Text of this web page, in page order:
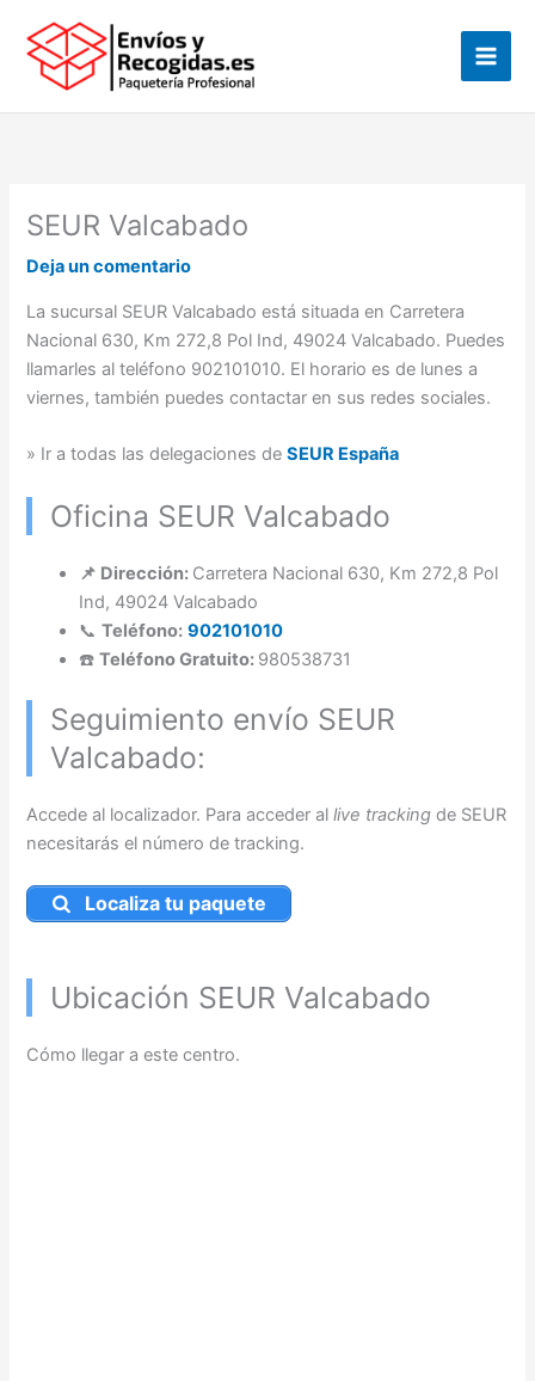
contenido
SEUR Valcabado
Deja un comentario
La sucursal SEUR Valcabado está situada en Carretera
Nacional 630, Km 272,8 Pol Ind, 49024 Valcabado. Puedes
llamarles al teléfono 902101010. El horario es de lunes a
viernes, también puedes contactar en sus redes sociales.
» Ir a todas las delegaciones deSEUR España
Oficina SEUR Valcabado
📌 Dirección: Carretera Nacional 630, Km 272,8 Pol
Ind, 49024 Valcabado
📞Teléfono: 902101010
☎️Teléfono Gratuito: 980538731
Seguimiento envío SEUR
Valcabado:
Accede al localizador. Para acceder allive tracking de SEUR
necesitarás el número de tracking.
Localiza tu paquete
Ubicación SEUR Valcabado
Cómo llegar a este centro.